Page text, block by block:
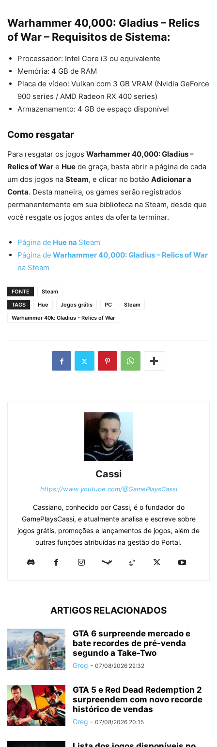
Warhammer 40,000: Gladius – Relics
of War– Requisitos de Sistema:
Processador: Intel Core i3 ou equivalente
Memória: 4 GB de RAM
Placa de vídeo: Vulkan com 3 GB VRAM (Nvidia GeForce
900 series / AMD Radeon RX 400 series)
Armazenamento: 4 GB de espaço disponível
Como resgatar
Para resgatar os jogos Warhammer 40,000: Gladius –
Relics of War e Hue de graça, basta abrir a página de cada
um dos jogos na Steam, e clicar no botão Adicionar a
Conta. Desta maneira, os games serão registrados
permanentemente em sua biblioteca na Steam, desde que
você resgate os jogos antes da oferta terminar.
Página de Hue na Steam
Página de Warhammer 40,000: Gladius – Relics of War
na Steam
FONTE
Steam
TAGS
Hue Jogos grátis PC
Steam
Warhammer 40k: Gladius - Relics of War
Cassi
https://www.youtube.com/@GamePlaysCassi
Cassiano, conhecido por Cassi, é o fundador do
GamePlaysCassi, e atualmente analisa e escreve sobre
jogos grátis, promoções e lançamentos de jogos, além de
outras funções atribuídas na gestão do Portal.
ARTIGOS RELACIONADOS
GTA 6 surpreende mercado e
bate recordes de pré-venda
segundo a Take-Two
Greg - 07/08/2026 22:32
GTA 5 e Red Dead Redemption 2
surpreendem com novo recorde
histórico de vendas
Greg - 07/08/2026 20:15